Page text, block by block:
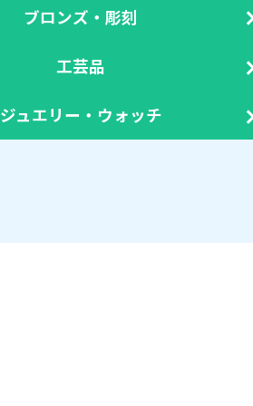
ブロンズ・彫刻
工芸品
ジュエリー・ウォッチ